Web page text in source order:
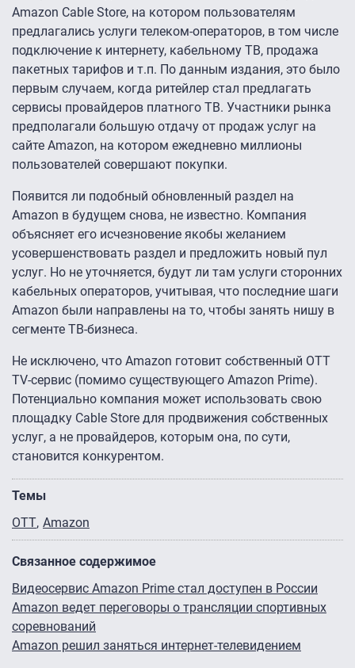
Amazon Cable Store, на котором пользователям
предлагались услуги телеком-операторов, в том числе
подключение к интернету, кабельному ТВ, продажа
пакетных тарифов и т.п. По данным издания, это было
первым случаем, когда ритейлер стал предлагать
сервисы провайдеров платного ТВ. Участники рынка
предполагали большую отдачу от продаж услуг на
сайте Amazon, на котором ежедневно миллионы
пользователей совершают покупки.
Появится ли подобный обновленный раздел на
Amazon в будущем снова, не известно. Компания
объясняет его исчезновение якобы желанием
усовершенствовать раздел и предложить новый пул
услуг. Но не уточняется, будут ли там услуги сторонних
кабельных операторов, учитывая, что последние шаги
Amazon были направлены на то, чтобы занять нишу в
сегменте ТВ-бизнеса.
Не исключено, что Amazon готовит собственный OTT
TV-сервис (помимо существующего Amazon Prime).
Потенциально компания может использовать свою
площадку Cable Store для продвижения собственных
услуг, а не провайдеров, которым она, по сути,
становится конкурентом.
Темы
OTT Amazon
Связанное содержимое
Видеосервис Amazon Prime стал доступен в России
Amazon ведет переговоры о трансляции спортивных
соревнований
Amazon решил заняться интернет-телевидением